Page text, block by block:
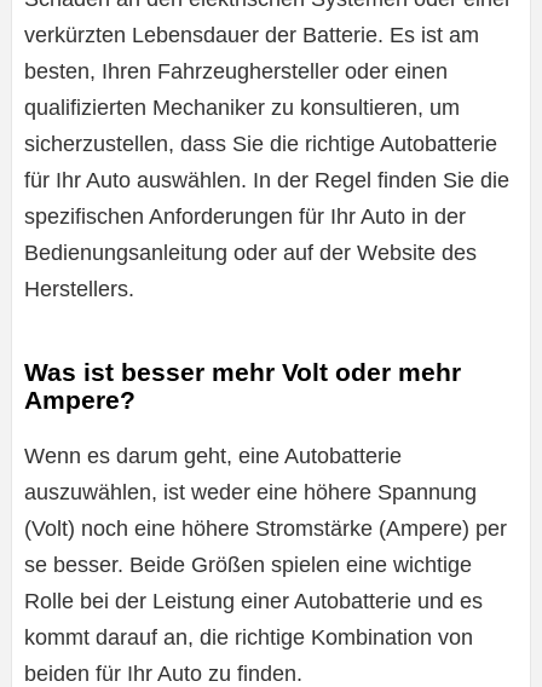
verkürzten Lebensdauer der Batterie. Es ist am
besten, Ihren Fahrzeughersteller oder einen
qualifizierten Mechaniker zu konsultieren, um
sicherzustellen, dass Sie die richtige Autobatterie
für Ihr Auto auswählen. In der Regel finden Sie die
spezifischen Anforderungen für Ihr Auto in der
Bedienungsanleitung oder auf der Website des
Herstellers.
Was ist besser mehr Volt oder mehr
Ampere?
Wenn es darum geht, eine Autobatterie
auszuwählen, ist weder eine höhere Spannung
(Volt) noch eine höhere Stromstärke (Ampere) per
se besser. Beide Größen spielen eine wichtige
Rolle bei der Leistung einer Autobatterie und es
kommt darauf an, die richtige Kombination von
beiden für Ihr Auto zu finden.